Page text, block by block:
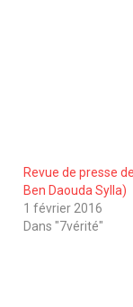
Revue de presse
Ben Daouda Sylla)
1 février 2016
Dans "7vérité"